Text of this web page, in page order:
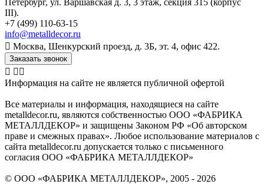
III).
+7 (499) 110-63-15
info@metalldecor.ru
Москва, Шенкурский проезд, д. 3Б, эт. 4, офис 422.
Заказать звонок
Информация на сайте не является публичной офертой
Все материалы и информация, находящиеся на сайте
metalldecor.ru, являются собственностью ООО «ФАБРИКА
МЕТАЛЛДЕКОР» и защищены Законом РФ «Об авторском
праве и смежных правах». Любое использование материалов с
сайта metalldecor.ru допускается только с письменного
согласия ООО «ФАБРИКА МЕТАЛЛДЕКОР»
© ООО «ФАБРИКА МЕТАЛЛДЕКОР», 2005 - 2026